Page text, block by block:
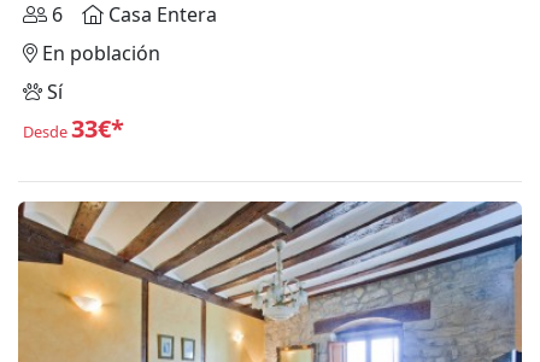
6
Casa Entera
En población
Sí
Desde33€*